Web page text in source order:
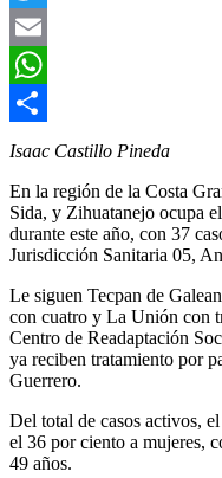
Twitter
Email
WhatsApp
Compartir
Isaac Castillo Pineda
En la región de la Costa
Sida, y Zihuatanejo ocupa
durante este año, con 37
Jurisdicción Sanitaria 05,
Le siguen Tecpan de
con cuatro y La Unión con
Centro de Readaptación
ya reciben tratamiento por
Guerrero.
Del total de casos activos,
el 36 por ciento a mujeres,
49 años.